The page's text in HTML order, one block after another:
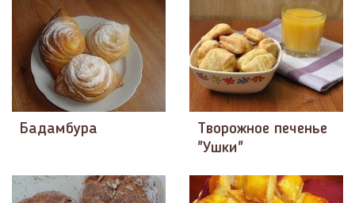
Бадамбура
Творожное печенье
"Ушки"